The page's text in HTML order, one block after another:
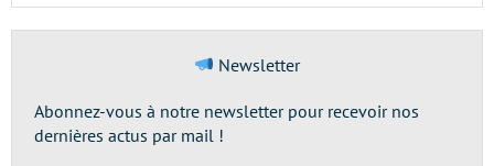
Newsletter
Abonnez-vous à notre newsletter pour recevoir nos
dernières actus par mail !